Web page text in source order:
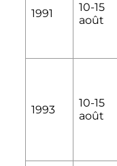
1991 10-15
août
1993
10-15
août